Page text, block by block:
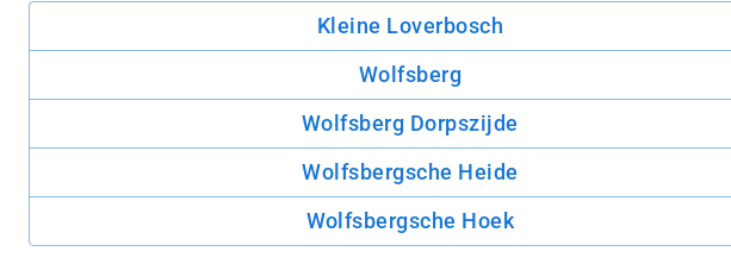
Kleine Loverbosch
Wolfsberg
Wolfsberg Dorpszijde
Wolfsbergsche Heide
Wolfsbergsche Hoek